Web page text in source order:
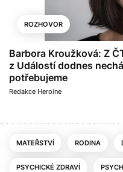
ROZHOVOR
Barbora Kroužková: Z
z Událostí dodnes
potřebujeme
Redakce Heroine
MATEŘSTVÍ RODINA
PSYCHICKÉ ZDRAVÍ